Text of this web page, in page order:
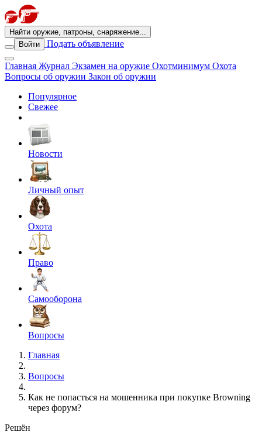
Найти оружие, патроны, снаряжение...
Войти
Подать объявление
Главная Журнал Экзамен на оружие Охотминимум Охота
Вопросы об оружии Закон об оружии
Популярное
Свежее
Новости
Личный опыт
Охота
Право
Самооборона
Вопросы
Главная
Вопросы
Как не попасться на мошенника при покупке Browning
через форум?
Решён